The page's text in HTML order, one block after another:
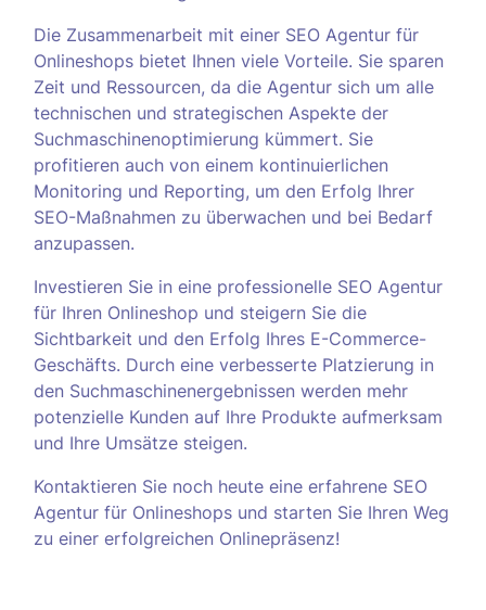
Die Zusammenarbeit mit einer SEO Agentur für
Onlineshops bietet Ihnen viele Vorteile. Sie sparen
Zeit und Ressourcen, da die Agentur sich um alle
technischen und strategischen Aspekte der
Suchmaschinenoptimierung kümmert. Sie
profitieren auch von einem kontinuierlichen
Monitoring und Reporting, um den Erfolg Ihrer
SEO-Maßnahmen zu überwachen und bei Bedarf
anzupassen.
Investieren Sie in eine professionelle SEO Agentur
für Ihren Onlineshop und steigern Sie die
Sichtbarkeit und den Erfolg Ihres E-Commerce-
Geschäfts. Durch eine verbesserte Platzierung in
den Suchmaschinenergebnissen werden mehr
potenzielle Kunden auf Ihre Produkte aufmerksam
und Ihre Umsätze steigen.
Kontaktieren Sie noch heute eine erfahrene SEO
Agentur für Onlineshops und starten Sie Ihren Weg
zu einer erfolgreichen Onlinepräsenz!